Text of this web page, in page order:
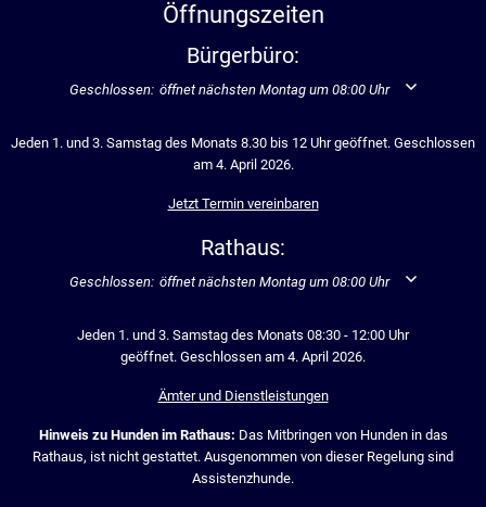
Öffnungszeiten
Bürgerbüro:
Klicken, um weitere Öffnungs- oder Schließzeiten auszublenden
Geschlossen: öffnet nächsten Montag um 08:00 Uhr
Jeden 1. und 3. Samstag des Monats 8.30 bis 12 Uhr geöffnet. Geschlossen
am 4. April 2026.
Jetzt Termin vereinbaren
Rathaus:
Klicken, um weitere Öffnungs- oder Schließzeiten auszublenden
Geschlossen: öffnet nächsten Montag um 08:00 Uhr
Jeden 1. und 3. Samstag des Monats 08:30 - 12:00 Uhr
geöffnet. Geschlossen am 4. April 2026.
Ämter und Dienstleistungen
Hinweis zu Hunden im Rathaus: Das Mitbringen von Hunden in das
Rathaus, ist nicht gestattet. Ausgenommen von dieser Regelung sind
Assistenzhunde.